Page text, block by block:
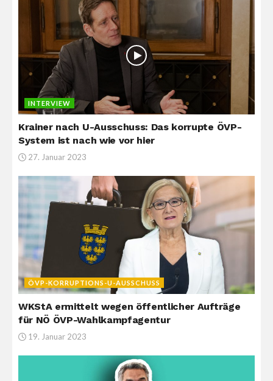
INTERVIEW
Krainer nach U-Ausschuss: Das korrupte ÖVP-
System ist nach wie vor hier
27. Januar 2023
ÖVP-KORRUPTIONS-U-AUSSCHUSS
WKStA ermittelt wegen öffentlicher Aufträge
für NÖ ÖVP-Wahlkampfagentur
19. Januar 2023